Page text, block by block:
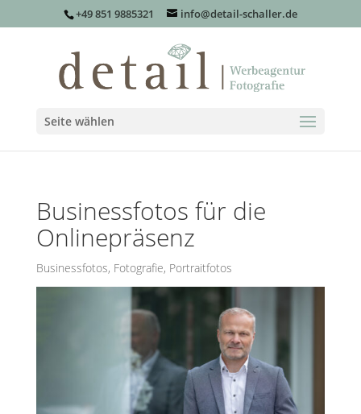
+49 851 9885321 info@detail-schaller.de
Seite wählen
Businessfotos für die
Onlinepräsenz
Businessfotos, Fotografie, Portraitfotos